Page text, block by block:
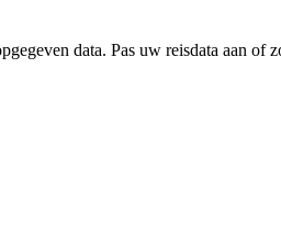
data. Pas uw reisdata aan of